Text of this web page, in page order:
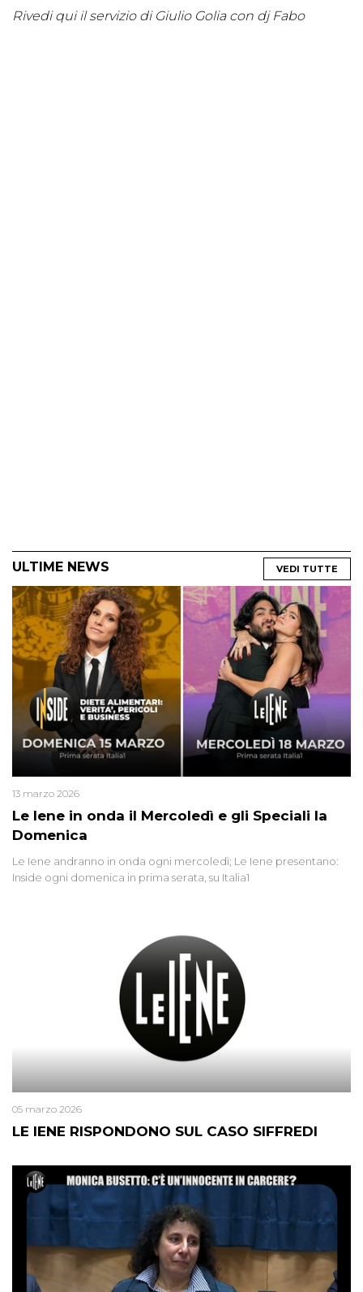
Rivedi qui il servizio di Giulio Golia con dj Fabo
ULTIME NEWS VEDI TUTTE
Le Iene in onda il Mercoledì e gli Speciali la
Domenica
13 marzo 2026
Le Iene andranno in onda ogni mercoledì; Le Iene presentano:
Inside ogni domenica in prima serata, su Italia1
LE IENE RISPONDONO SUL CASO SIFFREDI
05 marzo 2026